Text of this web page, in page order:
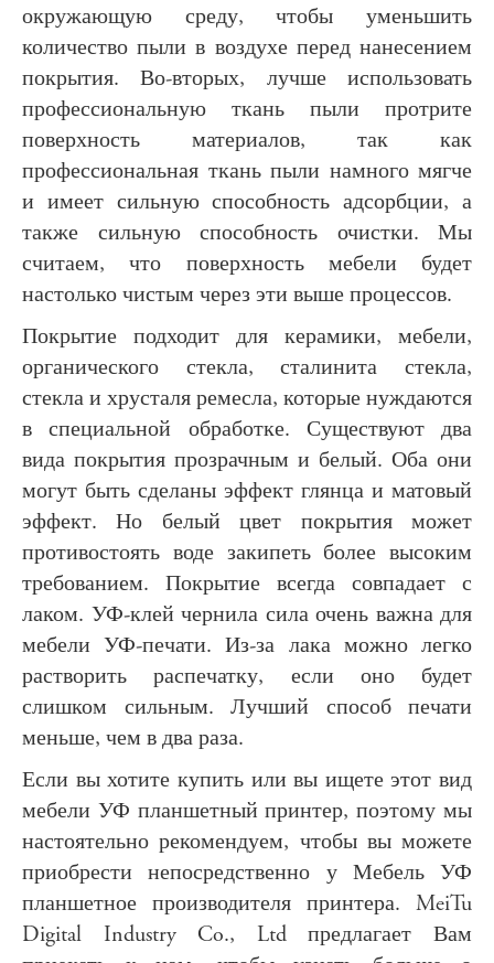
окружающую среду, чтобы уменьшить
количество пыли в воздухе перед нанесением
покрытия. Во-вторых, лучше использовать
профессиональную ткань пыли протрите
поверхность материалов, так как
профессиональная ткань пыли намного мягче
и имеет сильную способность адсорбции, а
также сильную способность очистки. Мы
считаем, что поверхность мебели будет
настолько чистым через эти выше процессов.
Покрытие подходит для керамики, мебели,
органического стекла, сталинита стекла,
стекла и хрусталя ремесла, которые нуждаются
в специальной обработке. Существуют два
вида покрытия прозрачным и белый. Оба они
могут быть сделаны эффект глянца и матовый
эффект. Но белый цвет покрытия может
противостоять воде закипеть более высоким
требованием. Покрытие всегда совпадает с
лаком. УФ-клей чернила сила очень важна для
мебели УФ-печати. Из-за лака можно легко
растворить распечатку, если оно будет
слишком сильным. Лучший способ печати
меньше, чем в два раза.
Если вы хотите купить или вы ищете этот вид
мебели УФ планшетный принтер, поэтому мы
настоятельно рекомендуем, чтобы вы можете
приобрести непосредственно у Мебель УФ
планшетное производителя принтера. MeiTu
Digital Industry Co., Ltd предлагает Вам